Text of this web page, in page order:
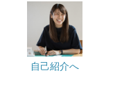
自己紹介へ